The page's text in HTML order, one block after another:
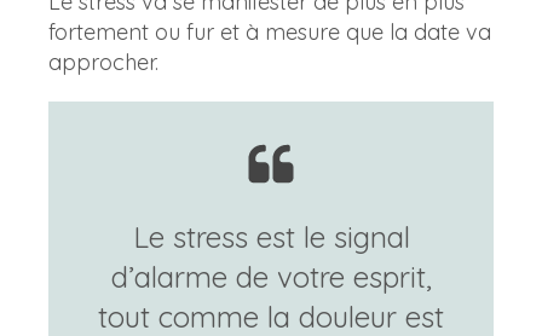
fortement ou fur et à mesure que la date va
approcher.
Le stress est le signal
d’alarme de votre esprit,
tout comme la douleur est